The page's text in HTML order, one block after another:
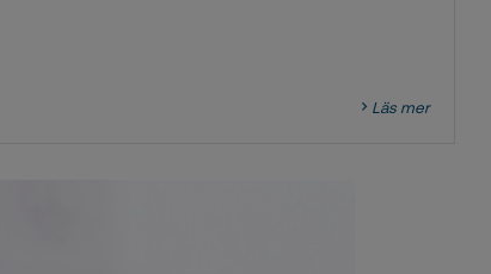
Läs mer